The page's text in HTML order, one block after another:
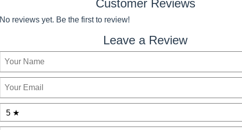
Customer Reviews
No reviews yet. Be the first to review!
Leave a Review